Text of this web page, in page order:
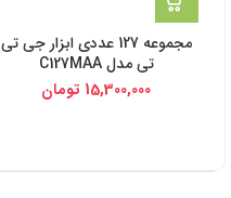
مجموعه 127 عددی ابزار جی تی
تی مدل C127MAA
15,300,000 تومان